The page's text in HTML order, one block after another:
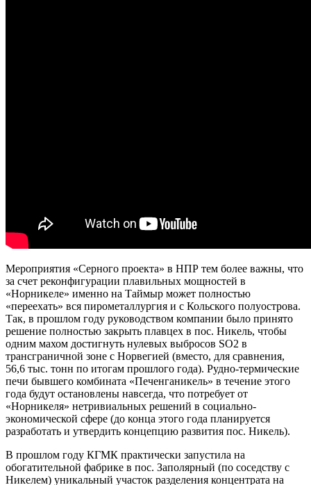
Мероприятия «Серного проекта» в НПР тем более важны, что
за счет реконфигурации плавильных мощностей в
«Норникеле» именно на Таймыр может полностью
«переехать» вся пирометаллургия и с Кольского полуострова.
Так, в прошлом году руководством компании было принято
решение полностью закрыть плавцех в пос. Никель, чтобы
одним махом достигнуть нулевых выбросов SO2 в
трансграничной зоне с Норвегией (вместо, для сравнения,
56,6 тыс. тонн по итогам прошлого года). Рудно-термические
печи бывшего комбината «Печенганикель» в течение этого
года будут остановлены навсегда, что потребует от
«Норникеля» нетривиальных решений в социально-
экономической сфере (до конца этого года планируется
разработать и утвердить концепцию развития пос. Никель).
В прошлом году КГМК практически запустила на
обогатительной фабрике в пос. Заполярный (по соседству с
Никелем) уникальный участок разделения концентрата на